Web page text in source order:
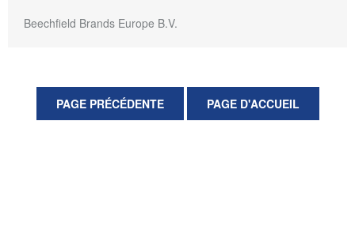
Beechfield Brands Europe B.V.